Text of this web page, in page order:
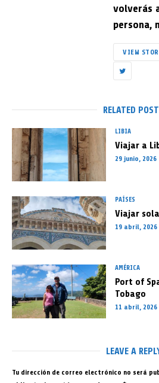
volverás
persona,
VIEW
RELATED
LIBIA
Viajar a
29 junio, 2026
PAÍSES
Viajar
19 abril, 2026
AMÉRICA
Port of
Tobago
11 abril, 2026
LEAVE A
Tu dirección de correo electrónico no será